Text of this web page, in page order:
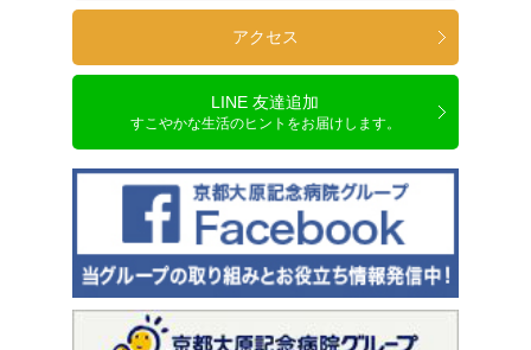
アクセス
LINE 友達追加
すこやかな生活のヒントをお届けします。